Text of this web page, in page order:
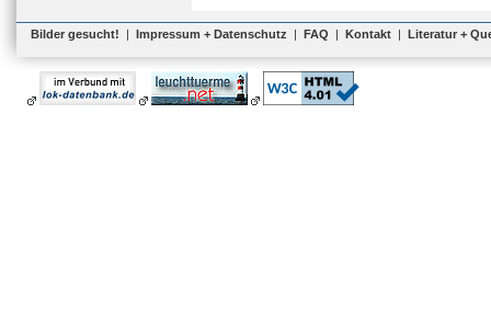
Bilder gesucht! | Impressum + Datenschutz | FAQ | Kontakt | Literatur +